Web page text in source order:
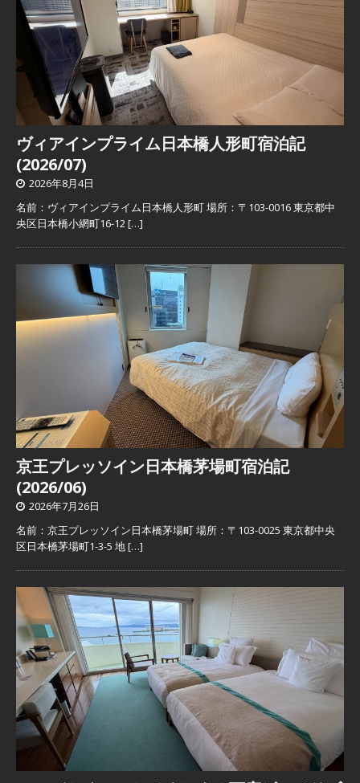
ヴィアインプライム日本橋人形町宿泊記
(2026/07)
2026年8月4日
名前：ヴィアインプライム日本橋人形町 場所：〒103-0016 東京都中
央区日本橋小網町16-12[…]
京王プレッソイン日本橋茅場町宿泊記
(2026/06)
2026年7月26日
名前：京王プレッソイン日本橋茅場町 場所：〒103-0025 東京都中央
区日本橋茅場町1-3-5 地[…]